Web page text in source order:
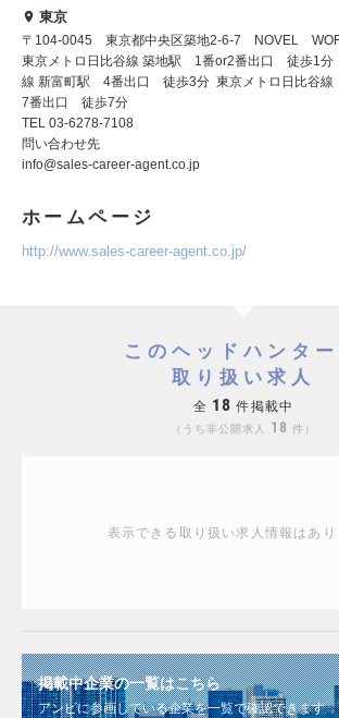
東京
〒104-0045 東京都中央区築地2-6-7 NOVEL
東京メトロ日比谷線 築地駅 1番or2番出口 徒歩1分
線 新富町駅 4番出口 徒歩3分 東京メトロ日比谷線
7番出口 徒歩7分
TEL 03-6278-7108
問い合わせ先
info@sales-career-agent.co.jp
ホームページ
http://www.sales-career-agent.co.jp/
このヘッドハンター
取り扱い求人
全 18 件掲載中
うち非公開求人 18 件
表示できる取り扱い求人情報はあり
掲載中企業の一覧はこちら
アンビに参画している企業を一覧で確認できます